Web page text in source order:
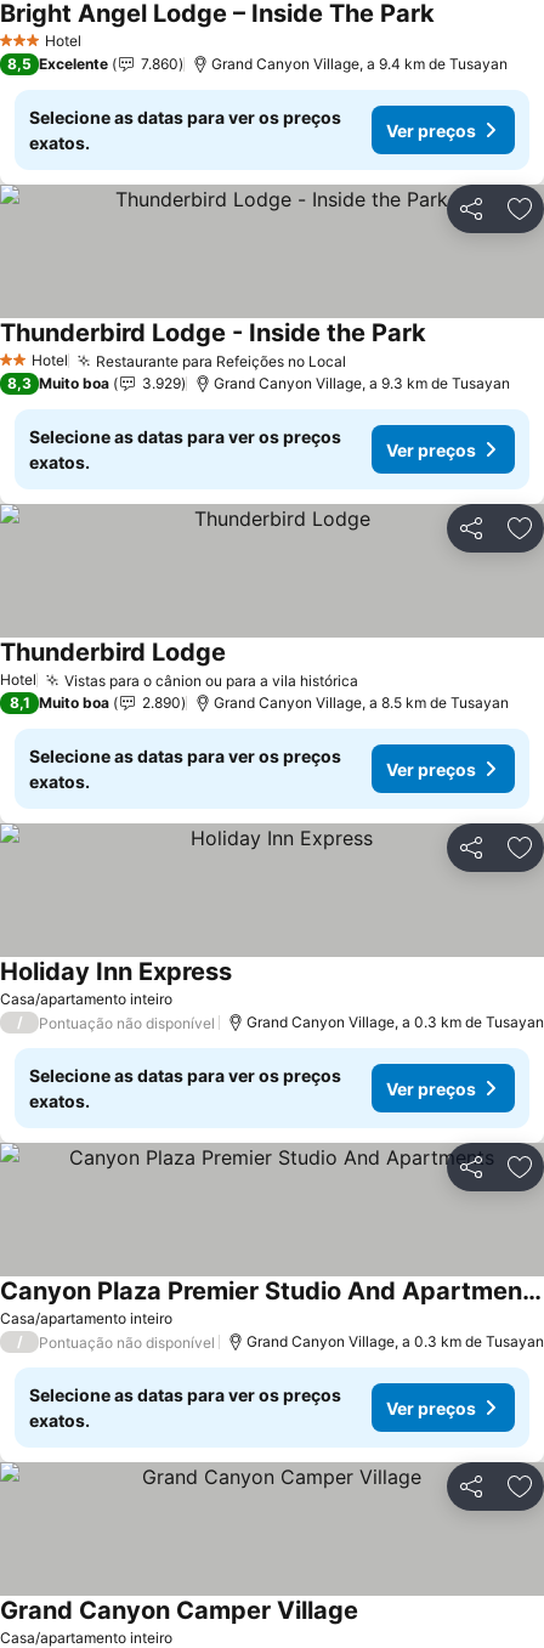
3 EstrelasHotel
Bright Angel Lodge – Inside The ParkVer preços
8,5 Excelente 7.860 Grand Canyon Village, a 9.4 km de Tusayan
Selecione as datas para ver os preços
exatos.
Ver preços
Partilhar
2 Estrelas
Hotel Restaurante para Refeições no Local
Thunderbird Lodge - Inside the ParkVer preços
8,3 Muito boa 3.929 Grand Canyon Village, a 9.3 km de Tusayan
Selecione as datas para ver os preços
exatos.
Ver preços
Partilhar
Hotel Vistas para o cânion ou para a vila histórica
Thunderbird Lodge
8,1 Muito boa 2.890 Grand Canyon Village, a 8.5 km de Tusayan
Selecione as datas para ver os preços
exatos.
Ver preços
Partilhar
Casa/apartamento inteiro
Holiday Inn ExpressVer preços
/ Pontuação não disponível Grand Canyon Village, a 0.3 km de Tusayan
Selecione as datas para ver os preços
exatos.
Ver preços
Partilhar
Casa/apartamento inteiro
Canyon Plaza Premier Studio And Apartments
Ver preços
/ Pontuação não disponível Grand Canyon Village, a 0.3 km de Tusayan
Selecione as datas para ver os preços
exatos.
Ver preços
Partilhar
Casa/apartamento inteiro
Grand Canyon Camper Village